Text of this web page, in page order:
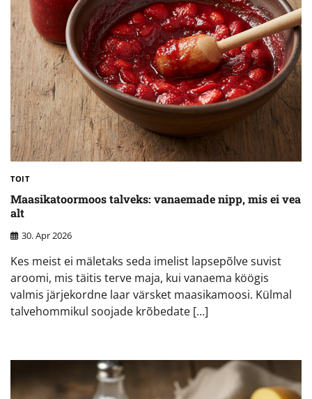
TOIT
Maasikatoormoos talveks: vanaemade nipp, mis ei vea
alt
30. Apr 2026
Kes meist ei mäletaks seda imelist lapsepõlve suvist
aroomi, mis täitis terve maja, kui vanaema köögis
valmis järjekordne laar värsket maasikamoosi. Külmal
talvehommikul soojade krõbedate […]